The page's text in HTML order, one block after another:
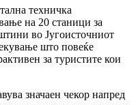
техничка
на 20 станици за
во Југоисточниот
што повеќе
за туристите кои
значаен чекор напред